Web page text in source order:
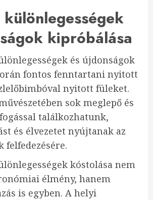
kipróbálása
és újdonságok
fontos fenntartani nyitott
nyitott füleket.
sok meglepő és
találkozhatunk,
és élvezetet nyújtanak az
felfedezésére.
kóstolása nem
élmény, hanem
is egyben. A helyi